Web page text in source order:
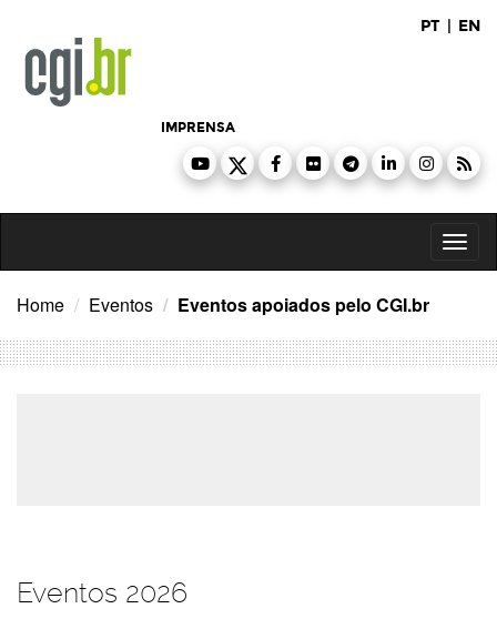
conteúdo
PT | EN
IMPRENSA
Home Eventos Eventos apoiados pelo CGI.br
Eventos 2026